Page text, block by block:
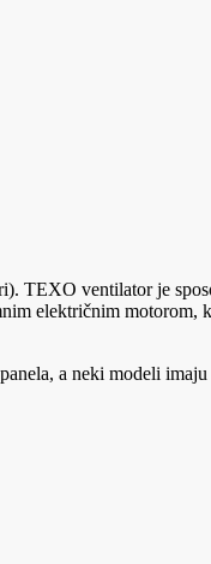
TEXO ventilator je
električnim motorom,
a neki modeli